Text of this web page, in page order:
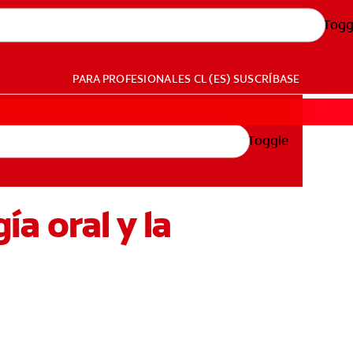
PARA PROFESIONALES CL (ES) SUSCRÍBASE
Toggle
oral y la